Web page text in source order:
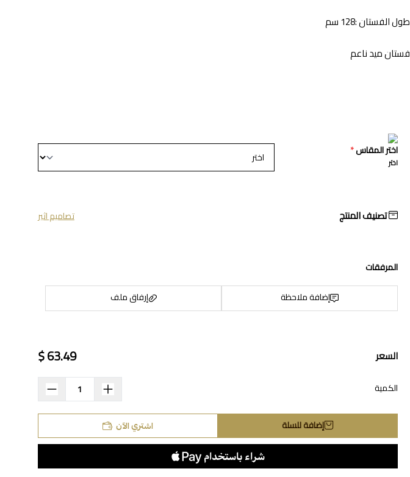
طول الفستان :128 سم
فستان ميد ناعم
اختر المقاس*
اختر
تصنيف المنتج تصاميم اثير
المرفقات
إضافة ملاحظة
إرفاق ملف
السعر 63.49 $
الكمية
إضافة للسلة اشتري الآن